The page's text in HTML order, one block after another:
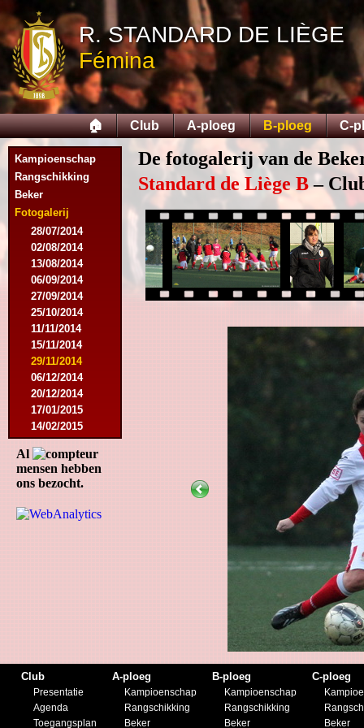
R. STANDARD DE LIÈGE
Fémina
🏠 Club A-ploeg B-ploeg C-
Kampioenschap
Rangschikking
Beker
Fotogalerij
28/07/2014
02/08/2014
13/08/2014
06/09/2014
27/09/2014
25/10/2014
11/11/2014
15/11/2014
29/11/2014
06/12/2014
20/12/2014
17/01/2015
14/02/2015
21/02/2015
18/04/2015
22/04/2015
09/05/2015
20/07/2015
01/08/2015
09/04/2016
23/04/2016
30/04/2016
18/07/2016
Al
mensen hebben
ons bezocht.
De fotogalerij van de
Standard de Liège B–
Club
Presentatie
Agenda
Toegangsplan
A-ploeg
Kampioenschap
Rangschikking
Beker
B-ploeg
Kampioenschap
Rangschikking
Beker
C-ploeg
Beker